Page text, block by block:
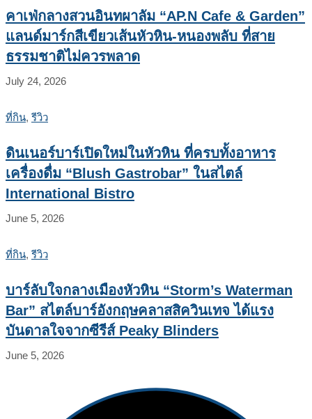
คาเฟ่กลางสวนอินทผาลัม “AP.N Cafe & Garden”
แลนด์มาร์กสีเขียวเส้นหัวหิน-หนองพลับ ที่สาย
ธรรมชาติไม่ควรพลาด
July 24, 2026
ที่กิน, รีวิว
ดินเนอร์บาร์เปิดใหม่ในหัวหิน ที่ครบทั้งอาหาร
เครื่องดื่ม “Blush Gastrobar” ในสไตล์
International Bistro
June 5, 2026
ที่กิน, รีวิว
บาร์ลับใจกลางเมืองหัวหิน “Storm’s Waterman
Bar” สไตล์บาร์อังกฤษคลาสสิควินเทจ ได้แรง
บันดาลใจจากซีรีส์ Peaky Blinders
June 5, 2026